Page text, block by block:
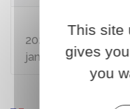
Circulaire
2024 sur les
janvier 2025
This site
gives
you